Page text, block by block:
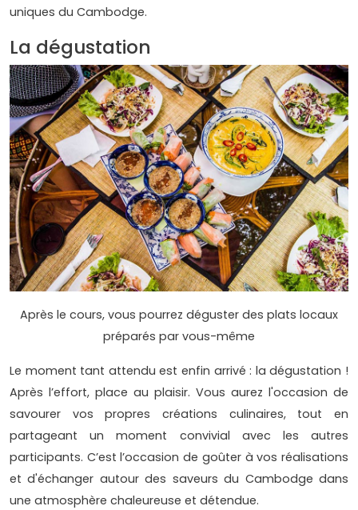
uniques du Cambodge.
La dégustation
Après le cours, vous pourrez déguster des plats locaux
préparés par vous-même
Le moment tant attendu est enfin arrivé : la dégustation !
Après l’effort, place au plaisir. Vous aurez l'occasion de
savourer vos propres créations culinaires, tout en
partageant un moment convivial avec les autres
participants. C’est l’occasion de goûter à vos réalisations
et d'échanger autour des saveurs du Cambodge dans
une atmosphère chaleureuse et détendue.